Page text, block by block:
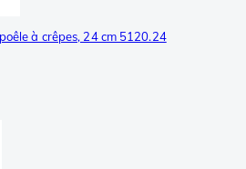
à crêpes, 24 cm 5120.24